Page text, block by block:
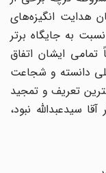
انگیزه‌های
به جایگاه برتر
ایشان اتفاق
دانسته و شجاعت
تعریف و تمجید
سید‌عبدالله نبود،